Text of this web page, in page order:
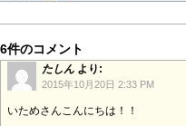
6件のコメント
たしん より:
2015年10月20日 2:33 PM
いためさんこんにちは！！